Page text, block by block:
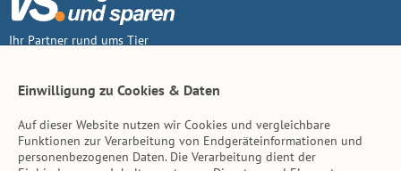
Ihr Partner rund ums Tier
Inhalt
Einwilligung zu Cookies & Daten
Auf dieser Website nutzen wir Cookies und vergleichbare
Funktionen zur Verarbeitung von Endgeräteinformationen und
personenbezogenen Daten. Die Verarbeitung dient der